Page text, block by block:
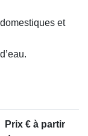
et
Prix € à partir